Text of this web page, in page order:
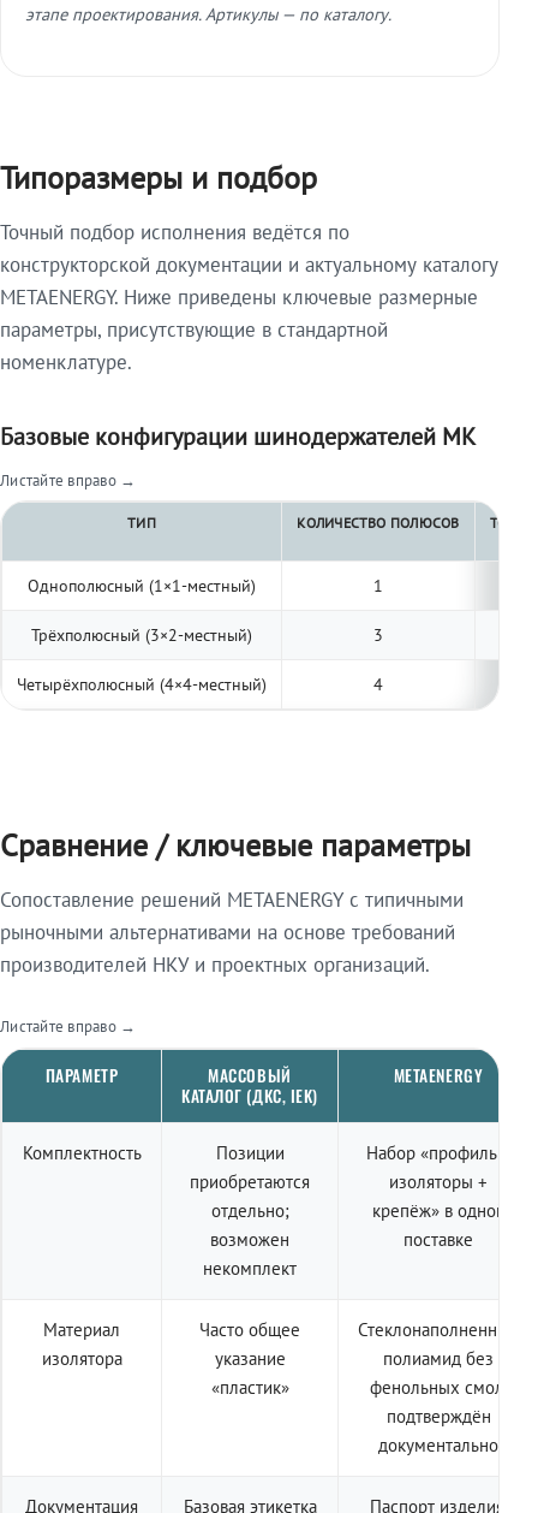
этапе проектирования. Артикулы — по каталогу.
Типоразмеры и подбор
Точный подбор исполнения ведётся по
конструкторской документации и актуальному каталогу
METAENERGY. Ниже приведены ключевые размерные
параметры, присутствующие в стандартной
номенклатуре.
Базовые конфигурации шинодержателей МК
Листайте вправо →
ТИП КОЛИЧЕСТВО ПОЛЮСОВ
Однополюсный (1×1-местный) 1
Трёхполюсный (3×2-местный) 3
Четырёхполюсный (4×4-местный) 4
Сравнение / ключевые параметры
Сопоставление решений METAENERGY с типичными
рыночными альтернативами на основе требований
производителей НКУ и проектных организаций.
Листайте вправо →
ПАРАМЕТР
МАССОВЫЙ
КАТАЛОГ (ДКС, IEK)
METAENERGY
Комплектность
Позиции
приобретаются
отдельно;
возможен
некомплект
Набор «профиль +
изоляторы +
крепёж» в одной
поставке
Материал
изолятора
Часто общее
указание
«пластик»
Стеклонаполненный
полиамид без
фенольных смол,
подтверждён
документально
Документация Базовая этикетка Паспорт изделия,